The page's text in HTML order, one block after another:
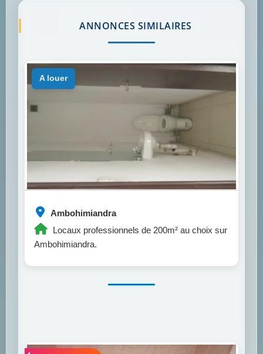
ANNONCES SIMILAIRES
Ambohimiandra
Locaux professionnels de 200m² au choix sur
Ambohimiandra.
a louer